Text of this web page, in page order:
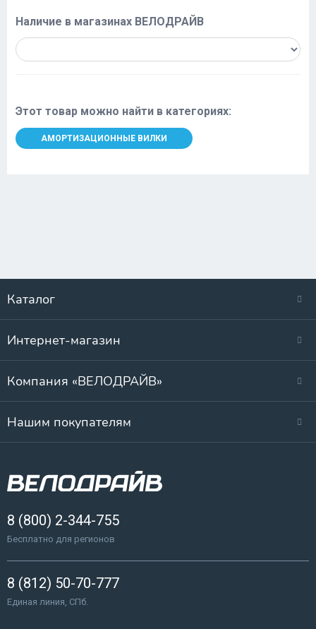
Наличие в магазинах ВЕЛОДРАЙВ
Этот товар можно найти в категориях:
АМОРТИЗАЦИОННЫЕ ВИЛКИ
Каталог
Интернет-магазин
Компания «ВЕЛОДРАЙВ»
Нашим покупателям
8 (800) 2-344-755
Бесплатно для регионов
8 (812) 50-70-777
Единая линия, СПб.